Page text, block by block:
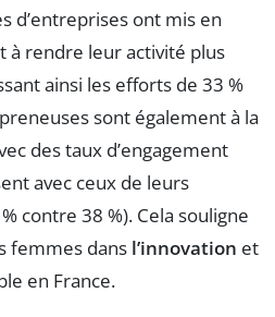
d’entreprises ont mis en
à rendre leur activité plus
ainsi les efforts de 33 %
sont également à la
des taux d’engagement
avec ceux de leurs
contre 38 %). Cela souligne
femmes dans l’innovation et
en France.